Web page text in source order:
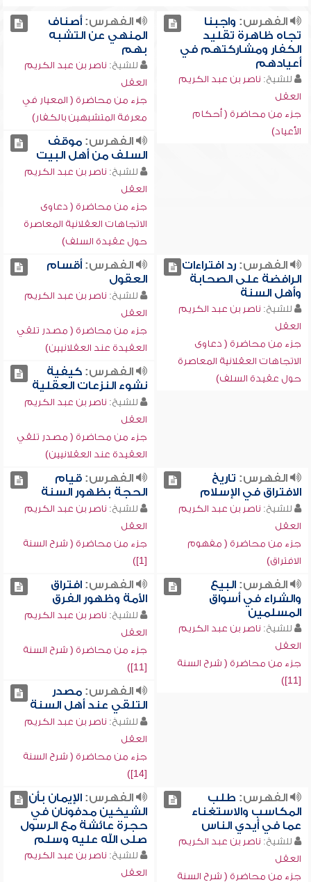
الفهرس: واجبنا
تجاه ظاهرة تقليد
الكفار ومشاركتهم في
أعيادهم
للشيخ: ناصر بن عبد الكريم
العقل
جزء من محاضرة ( أحكام
الأعياد)
الفهرس:أصناف
المنهي عن التشبه
بهم
للشيخ: ناصر بن عبد الكريم
العقل
جزء من محاضرة ( المعيار في
معرفة المتشبهين بالكفار)
الفهرس:موقف
السلف من أهل البيت
للشيخ: ناصر بن عبد الكريم
العقل
جزء من محاضرة ( دعاوى
الاتجاهات العقلانية المعاصرة
حول عقيدة السلف)
الفهرس:رد افتراءات
الرافضة على الصحابة
وأهل السنة
للشيخ: ناصر بن عبد الكريم
العقل
جزء من محاضرة ( دعاوى
الاتجاهات العقلانية المعاصرة
حول عقيدة السلف)
الفهرس:أقسام
العقول
للشيخ: ناصر بن عبد الكريم
العقل
جزء من محاضرة ( مصدر تلقي
العقيدة عند العقلانيين)
الفهرس:كيفية
نشوء النزعات العقلية
للشيخ: ناصر بن عبد الكريم
العقل
جزء من محاضرة ( مصدر تلقي
العقيدة عند العقلانيين)
الفهرس: تاريخ
الافتراق في الإسلام
للشيخ: ناصر بن عبد الكريم
العقل
جزء من محاضرة ( مفهوم
الافتراق)
الفهرس:قيام
الحجة بظهور السنة
للشيخ: ناصر بن عبد الكريم
العقل
جزء من محاضرة ( شرح السنة
[1])
الفهرس:البيع
والشراء في أسواق
المسلمين
للشيخ: ناصر بن عبد الكريم
العقل
جزء من محاضرة ( شرح السنة
[11])
الفهرس:افتراق
الأمة وظهور الفرق
للشيخ: ناصر بن عبد الكريم
العقل
جزء من محاضرة ( شرح السنة
[11])
الفهرس:مصدر
التلقي عند أهل السنة
للشيخ: ناصر بن عبد الكريم
العقل
جزء من محاضرة ( شرح السنة
[14])
الفهرس: طلب
المكاسب والاستغناء
عما في أيدي الناس
للشيخ: ناصر بن عبد الكريم
العقل
جزء من محاضرة ( شرح السنة
الفهرس:الإيمان بأن
الشيخين مدفونان في
حجرة عائشة مع الرسول
صلى الله عليه وسلم
للشيخ: ناصر بن عبد الكريم
العقل